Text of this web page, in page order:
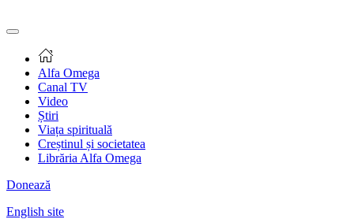
Alfa Omega
Canal TV
Video
Știri
Viața spirituală
Creștinul și societatea
Librăria Alfa Omega
Donează
English site